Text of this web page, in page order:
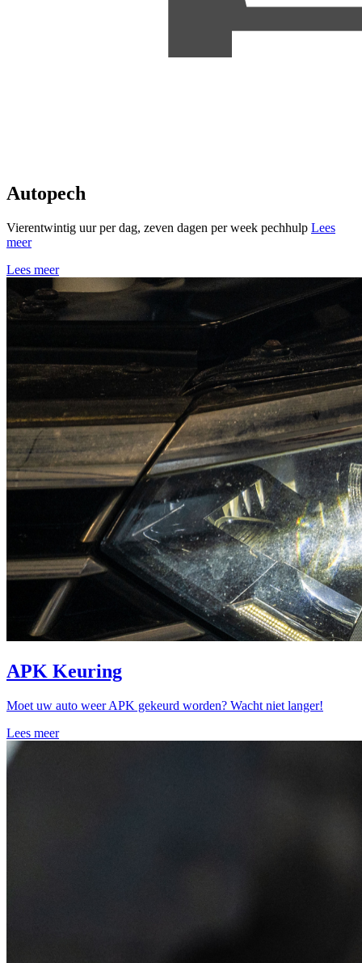
Autopech
Vierentwintig uur per dag, zeven dagen per week pechhulp Lees
meer
Lees meer
APK Keuring
Moet uw auto weer APK gekeurd worden? Wacht niet langer!
Lees meer